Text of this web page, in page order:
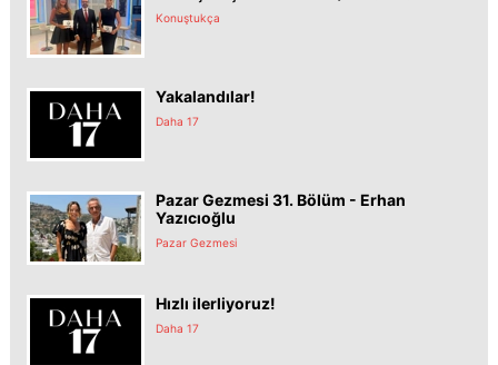
Konuştukça
Yakalandılar!
Daha 17
Pazar Gezmesi 31. Bölüm - Erhan
Yazıcıoğlu
Pazar Gezmesi
Hızlı ilerliyoruz!
Daha 17